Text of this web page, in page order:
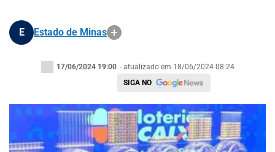
E Estado de Minas
17/06/2024 19:00 - atualizado em 18/06/2024 08:24
SIGA NO